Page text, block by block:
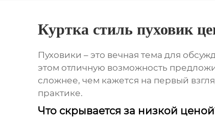
Куртка стиль пуховик
Пуховики – это вечная тема для
этом отличную возможность
сложнее, чем кажется на первый
практике.
Что скрывается за низкой